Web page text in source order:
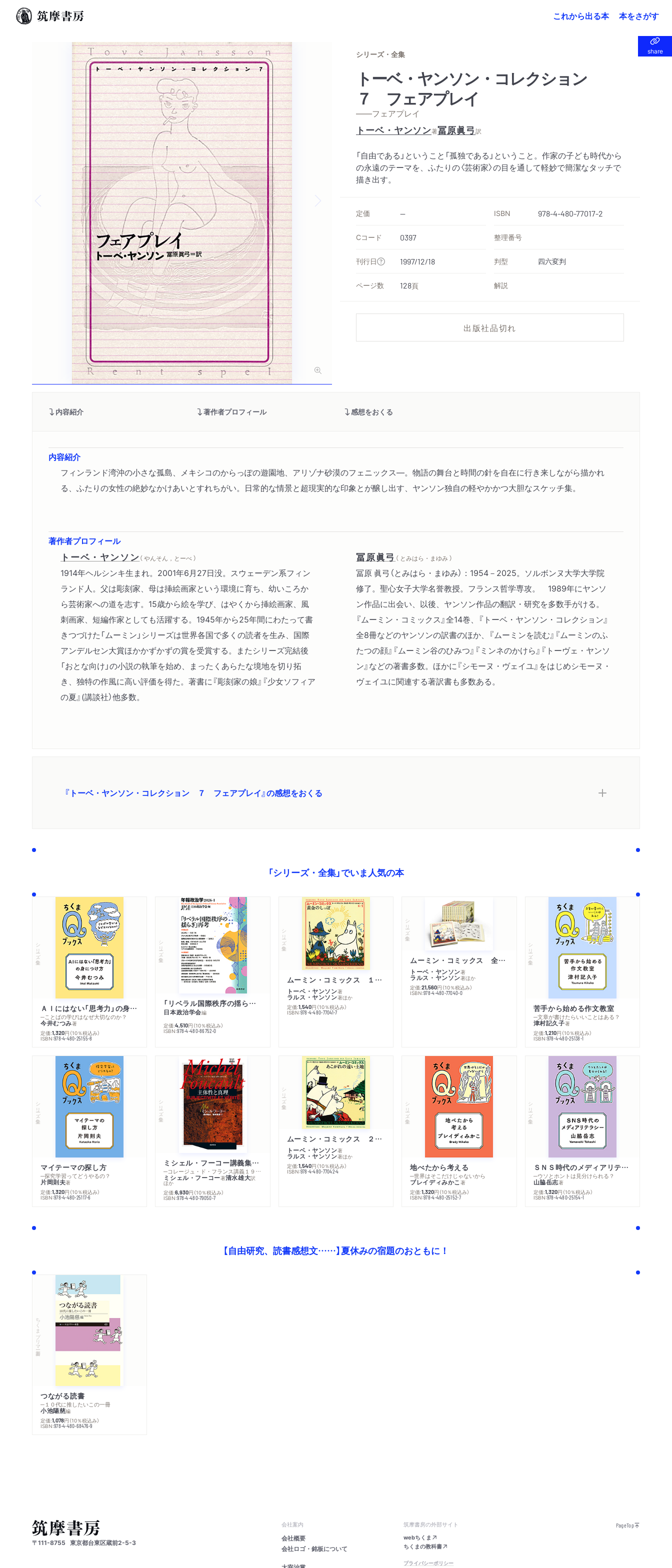
これから出る本 本をさがす
share
内容紹介・目次
share
Previous slide
シリーズ・全集
トーベ・ヤンソン・コレクション
７ フェアプレイ
——フェアプレイ
トーベ・ヤンソン著冨原眞弓訳
「自由である」ということ「孤独である」ということ。作家の子ども時代から
の永遠のテーマを、ふたりの〈芸術家〉の目を通して軽妙で簡潔なタッチで
描き出す。
定価 -- ISBN 978-4-480-77017-2
Cコード 0397 整理番号
刊行日 1997/12/18 判型 四六変判
ページ数 128頁 解説
出版社品切れ
内容紹介 著作者プロフィール 感想をおくる
内容紹介
フィンランド湾沖の小さな孤島、メキシコのからっぽの遊園地、アリゾナ砂漠のフェニックス―。物語の舞台と時間の針を自在に行き来しながら描かれ
る、ふたりの女性の絶妙なかけあいとすれちがい。日常的な情景と超現実的な印象とが醸し出す、ヤンソン独自の軽やかかつ大胆なスケッチ集。
著作者プロフィール
トーベ・ヤンソン（ やんそん，とーべ ）
1914年ヘルシンキ生まれ。2001年6月27日没。スウェーデン系フィン
ランド人。父は彫刻家、母は挿絵画家という環境に育ち、幼いころか
ら芸術家への道を志す。15歳から絵を学び、はやくから挿絵画家、風
刺画家、短編作家としても活躍する。1945年から25年間にわたって書
きつづけた「ムーミン」シリーズは世界各国で多くの読者を生み、国際
アンデルセン大賞ほかかずかずの賞を受賞する。またシリーズ完結後
「おとな向け」の小説の執筆を始め、まったくあらたな境地を切り拓
き、独特の作風に高い評価を得た。著書に『彫刻家の娘』『少女ソフィア
の夏』(講談社）他多数。
冨原眞弓 （ とみはら・まゆみ ）
冨原 眞弓（とみはら・まゆみ）：1954－2025。ソルボンヌ大学大学院
修了。聖心女子大学名誉教授。フランス哲学専攻。 1989年にヤンソ
ン作品に出会い、以後、ヤンソン作品の翻訳・研究を多数手がける。
『ムーミン・コミックス』全14巻、『トーベ・ヤンソン・コレクション』
全8冊などのヤンソンの訳書のほか、『ムーミンを読む』『ムーミンのふ
たつの顔』『ムーミン谷のひみつ』『ミンネのかけら』『トーヴェ・ヤンソ
ン』などの著書多数。ほかに『シモーヌ・ヴェイユ』をはじめシモーヌ・
ヴェイユに関連する著訳書も多数ある。
『トーベ・ヤンソン・コレクション ７ フェアプレイ』の感想をおくる
「シリーズ・全集」でいま人気の本
シリーズ・全集
ＡＩにはない「思考力」の身につけ方
─ことばの学びはなぜ大切なのか？
今井むつみ著
定価:1,320円 （10％税込み）
ISBN:978-4-480-25155-8
シリーズ・全集
「リベラル国際秩序の揺らぎ」再考 年報政治学２０２６‐Ⅰ
日本政治学会編
定価:4,510円 （10％税込み）
ISBN:978-4-480-86752-0
シリーズ・全集
ムーミン・コミックス １ 黄金のしっぽ
トーベ・ヤンソン著
ラルス・ヤンソン著ほか
定価:1,540円 （10％税込み）
ISBN:978-4-480-77041-7
シリーズ・全集
ムーミン・コミックス 全１４巻セット
トーベ・ヤンソン著
ラルス・ヤンソン著ほか
定価:21,560円 （10％税込み）
ISBN:978-4-480-77040-0
シリーズ・全集
苦手から始める作文教室
─文章が書けたらいいことはある？
津村記久子著
定価:1,210円 （10％税込み）
ISBN:978-4-480-25138-1
シリーズ・全集
マイテーマの探し方
─探究学習ってどうやるの？
片岡則夫著
定価:1,320円 （10％税込み）
ISBN:978-4-480-25117-6
シリーズ・全集
ミシェル・フーコー講義集成１０ 主体性と真理
─コレージュ・ド・フランス講義１９８０－１９８１年度
ミシェル・フーコー著清水雄大訳
ほか
定価:6,930円 （10％税込み）
ISBN:978-4-480-79050-7
シリーズ・全集
ムーミン・コミックス ２ あこがれの遠い土地
トーベ・ヤンソン著
ラルス・ヤンソン著ほか
定価:1,540円 （10％税込み）
ISBN:978-4-480-77042-4
シリーズ・全集
地べたから考える
─世界はそこだけじゃないから
ブレイディみかこ著
定価:1,320円 （10％税込み）
ISBN:978-4-480-25152-7
シリーズ・全集
ＳＮＳ時代のメディアリテラシー
─ウソとホントは見分けられる？
山脇岳志著
定価:1,320円 （10％税込み）
ISBN:978-4-480-25154-1
【自由研究、読書感想文……】夏休みの宿題のおともに！
ちくまプリマー新書
つながる読書
─１０代に推したいこの一冊
小池陽慈編
定価:1,078円 （10％税込み）
ISBN:978-4-480-68476-9
〒111-8755 東京都台東区蔵前2-5-3
会社案内
会社概要
会社ロゴ・銘板について
筑摩書房の外部サイト
webちくま
ちくまの教科書
プライバシーポリシー
PageTop